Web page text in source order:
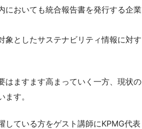
においても統合報告書を発行する企業
象としたサステナビリティ情報に対す
はますます高まっていく一方、現状の
す。
ている方をゲスト講師にKPMG代表